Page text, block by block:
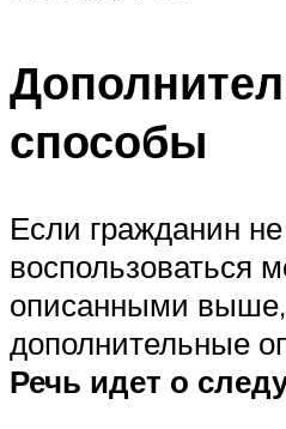
способы
Если гражданин
воспользоваться
описанными
дополнительные
Речь идет о